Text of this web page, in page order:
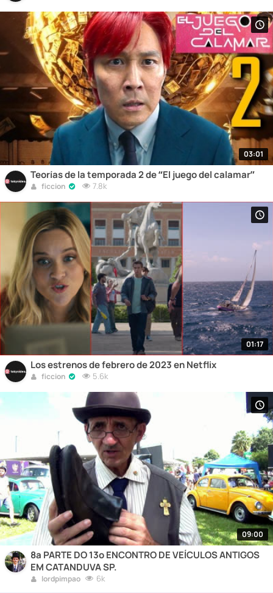
03:01
Teorías de la temporada 2 de “El juego del calamar”
ficcion 7.8k
01:17
Los estrenos de febrero de 2023 en Netflix
ficcion 5.6k
09:00
8ª PARTE DO 13º ENCONTRO DE VEÍCULOS ANTIGOS
EM CATANDUVA SP.
lordpimpao 6k